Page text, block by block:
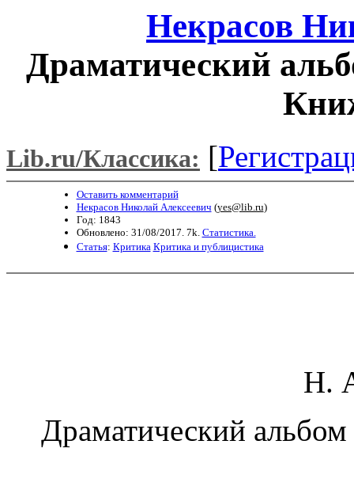
Некрасов
Драматический
Lib.ru/Классика: [
Оставить комментарий
Некрасов Николай Алексеевич (yes@lib.ru)
Год: 1843
Обновлено: 31/08/2017. 7k. Статистика.
Статья: Критика Критика и публицистика
Н.
Драматический